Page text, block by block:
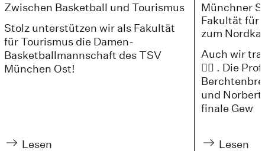
Zwischen Basketball und Tourismus
Stolz unterstützen wir als Fakultät
für Tourismus die Damen-
Basketballmannschaft des TSV
München Ost!
Lesen
Münchner
Fakultät für
zum
Auch wir
🚴‍♀️ . Die
und Norbert
finale Gew
Lesen